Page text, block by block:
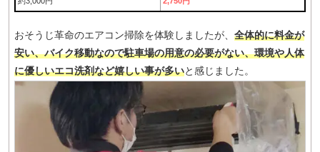
おそうじ革命のエアコン掃除を体験しましたが、 全体的に料金が
安い、バイク移動なので駐車場の用意の必要がない、環境や人体
に優しいエコ洗剤など嬉しい事が多いと感じました。